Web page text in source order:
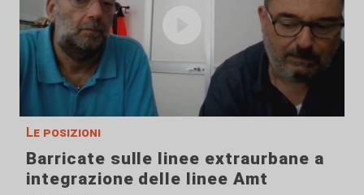
Le posizioni
Barricate sulle linee extraurbane a
integrazione delle linee Amt